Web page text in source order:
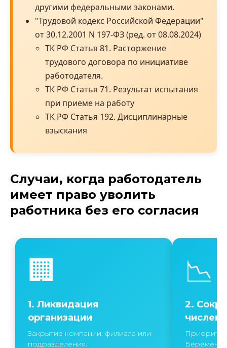
другими федеральными законами.
"Трудовой кодекс Российской Федерации"
от 30.12.2001 N 197-ФЗ (ред. от 08.08.2024)
ТК РФ Статья 81. Расторжение
трудового договора по инициативе
работодателя.
ТК РФ Статья 71. Результат испытания
при приеме на работу
ТК РФ Статья 192. Дисциплинарные
взыскания
Случаи, когда работодатель
имеет право уволить
работника без его согласия
🏢
1. Ликвидация
организации
Закрытие компании, филиала или
подразделения.
📉
2.